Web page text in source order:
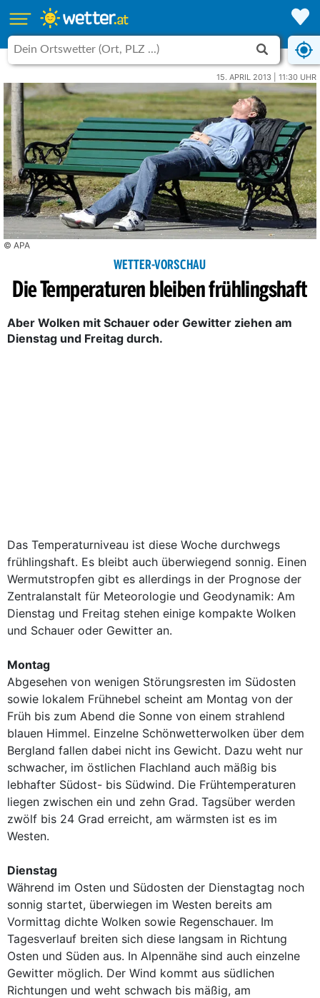
15. APRIL 2013 | 11:30 UHR
© APA
WETTER-VORSCHAU
Die Temperaturen bleiben frühlingshaft
Aber Wolken mit Schauer oder Gewitter ziehen am
Dienstag und Freitag durch.
Das Temperaturniveau ist diese Woche durchwegs
frühlingshaft. Es bleibt auch überwiegend sonnig. Einen
Wermutstropfen gibt es allerdings in der Prognose der
Zentralanstalt für Meteorologie und Geodynamik: Am
Dienstag und Freitag stehen einige kompakte Wolken
und Schauer oder Gewitter an.
Montag
Abgesehen von wenigen Störungsresten im Südosten
sowie lokalem Frühnebel scheint am Montag von der
Früh bis zum Abend die Sonne von einem strahlend
blauen Himmel. Einzelne Schönwetterwolken über dem
Bergland fallen dabei nicht ins Gewicht. Dazu weht nur
schwacher, im östlichen Flachland auch mäßig bis
lebhafter Südost- bis Südwind. Die Frühtemperaturen
liegen zwischen ein und zehn Grad. Tagsüber werden
zwölf bis 24 Grad erreicht, am wärmsten ist es im
Westen.
Dienstag
Während im Osten und Südosten der Dienstagtag noch
sonnig startet, überwiegen im Westen bereits am
Vormittag dichte Wolken sowie Regenschauer. Im
Tagesverlauf breiten sich diese langsam in Richtung
Osten und Süden aus. In Alpennähe sind auch einzelne
Gewitter möglich. Der Wind kommt aus südlichen
Richtungen und weht schwach bis mäßig, am